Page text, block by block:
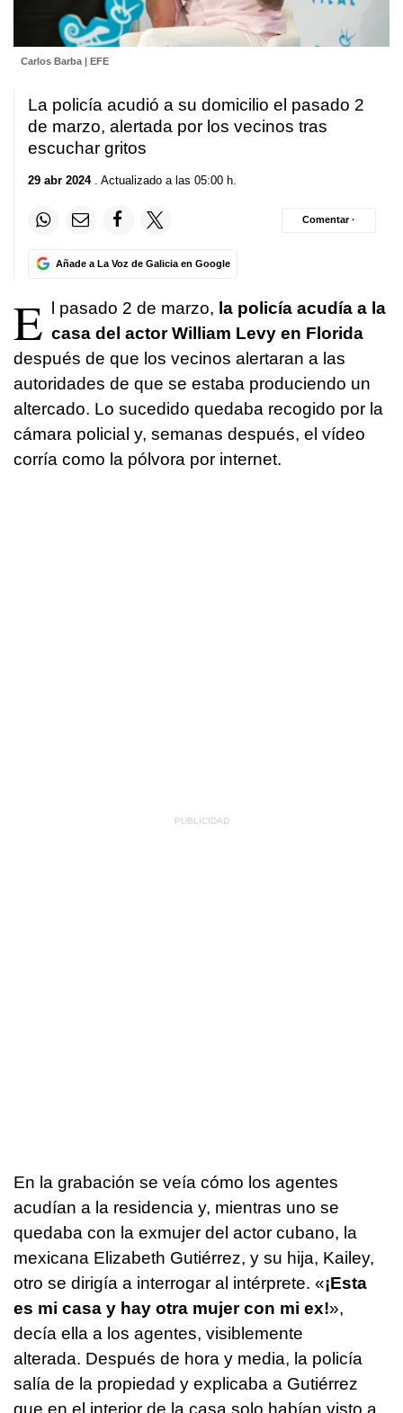
Carlos Barba | EFE
La policía acudió a su domicilio el pasado 2
de marzo, alertada por los vecinos tras
escuchar gritos
29 abr 2024. Actualizado a las 05:00 h.
Añade a La Voz de Galicia en Google
Comentar ·
E l pasado 2 de marzo, la policía acudía a la
casa del actor William Levy en Florida
después de que los vecinos alertaran a las
autoridades de que se estaba produciendo un
altercado. Lo sucedido quedaba recogido por la
cámara policial y, semanas después, el vídeo
corría como la pólvora por internet.
En la grabación se veía cómo los agentes
acudían a la residencia y, mientras uno se
quedaba con la exmujer del actor cubano, la
mexicana Elizabeth Gutiérrez, y su hija, Kailey,
otro se dirigía a interrogar al intérprete. «¡Esta
es mi casa y hay otra mujer con mi ex!»,
decía ella a los agentes, visiblemente
alterada. Después de hora y media, la policía
salía de la propiedad y explicaba a Gutiérrez
que en el interior de la casa solo habían visto a